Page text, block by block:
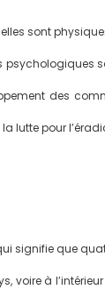
sont
des
pour
signifie que
voire à